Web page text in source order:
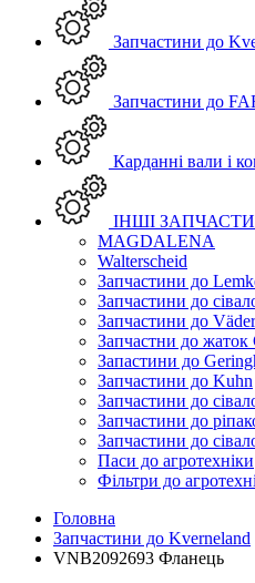
Запчастини до
Запчастини до
Карданні вали і
ІНШІ
MAGDALENA
Walterscheid
Запчастини до
Запчастини до
Запчастини до
Запчастни до жаток
Запастини до
Запчастини до Kuhn
Запчастини до
Запчастини до
Запчастини до
Паси до агротехніки
Фільтри до
Головна
Запчастини до Kverneland
VNB2092693 Фланець